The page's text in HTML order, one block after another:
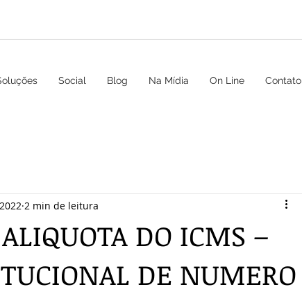
Social Blog Na Mídia On Line Contato
DO ICMS –
DE NUMERO
2 min de leitura